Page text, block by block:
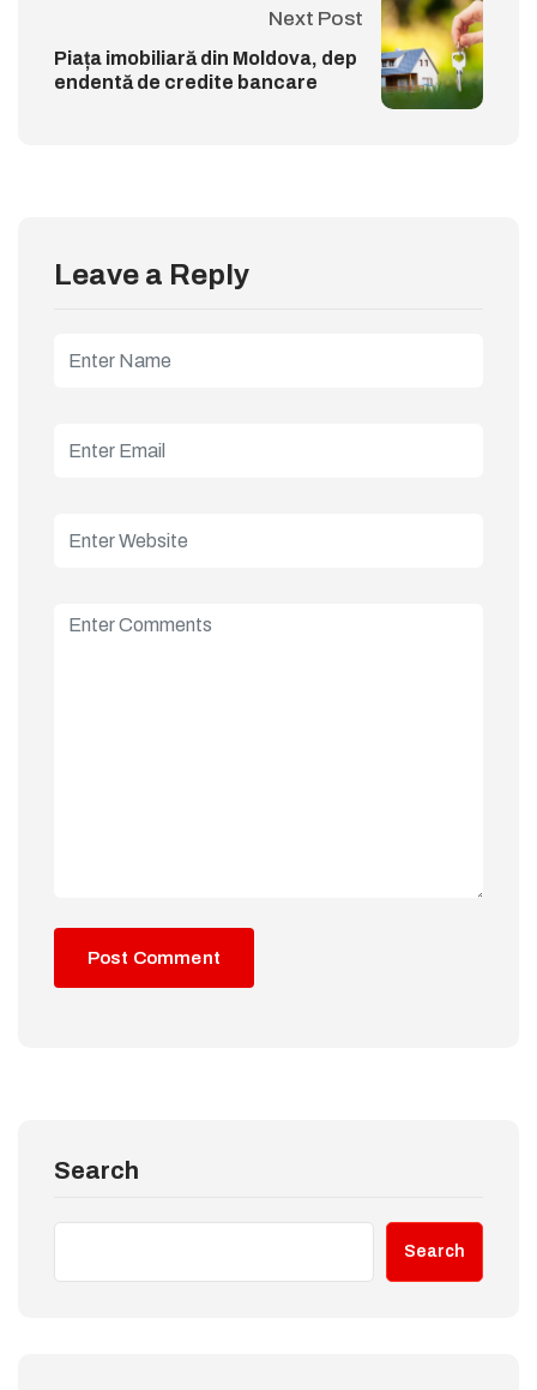
Next Post
Piața imobiliară din Moldova, dep
endentă de credite bancare
Leave a Reply
Search
Search